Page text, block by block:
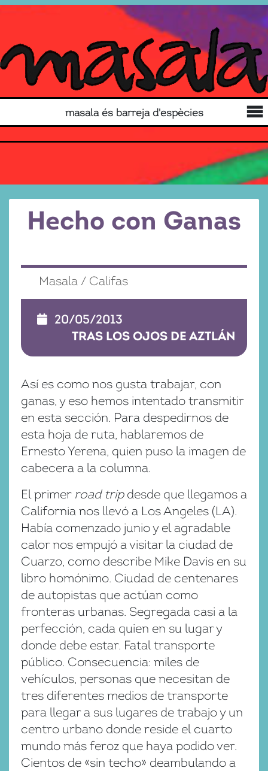
masala és barreja d'espècies
Hecho con Ganas
Masala / Califas
20/05/2013
TRAS LOS OJOS DE AZTLÁN
Así es como nos gusta trabajar, con
ganas, y eso hemos intentado transmitir
en esta sección. Para despedirnos de
esta hoja de ruta, hablaremos de
Ernesto Yerena, quien puso la imagen de
cabecera a la columna.
El primer road tripdesde que llegamos a
California nos llevó a Los Angeles (LA).
Había comenzado junio y el agradable
calor nos empujó a visitar la ciudad de
Cuarzo, como describe Mike Davis en su
libro homónimo. Ciudad de centenares
de autopistas que actúan como
fronteras urbanas. Segregada casi a la
perfección, cada quien en su lugar y
donde debe estar. Fatal transporte
público. Consecuencia: miles de
vehículos, personas que necesitan de
tres diferentes medios de transporte
para llegar a sus lugares de trabajo y un
centro urbano donde reside el cuarto
mundo más feroz que haya podido ver.
Cientos de «sin techo» deambulando a